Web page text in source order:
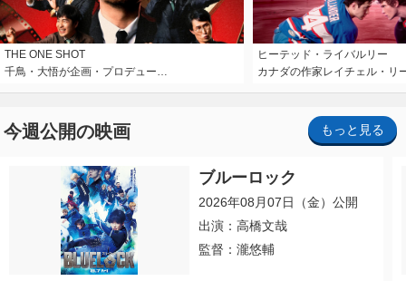
THE ONE SHOT
千鳥・大悟が企画・プロデュー…
ヒーテッド・ライバルリー
カナダの作家レイチェル・リ
今週公開の映画 もっと見る
ブルーロック
2026年08月07日（金）公開
出演：高橋文哉
監督：瀧悠輔